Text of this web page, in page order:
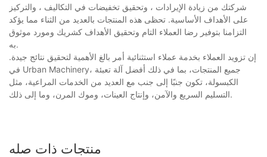
شركتك من زيادة الإيرادات ، وتحقيق تخفيضات في التكاليف ، والتركيز
على الأهداف الأساسية. تحظى هذه المنتجات بالعديد من الثناء مما يؤكد
التزامنا بتوفير رضا العملاء التام وتحقيق الأهداف كشريك ومورد موثوق
به.
إن تزويد العملاء بخدمة عملاء استثنائية أمر بالغ الأهمية لتحقيق نتائج جيدة.
في Urban Machinery، جميع المنتجات، بما في ذلك أفضل آلة تعبئة
الكبسولة، تكون جنبًا إلى جنب مع العديد من الخدمات المراعية، مثل
التسليم السريع والآمن، وإنتاج العينات، وموك المرن، وما إلى ذلك.
منتجات ذات صله